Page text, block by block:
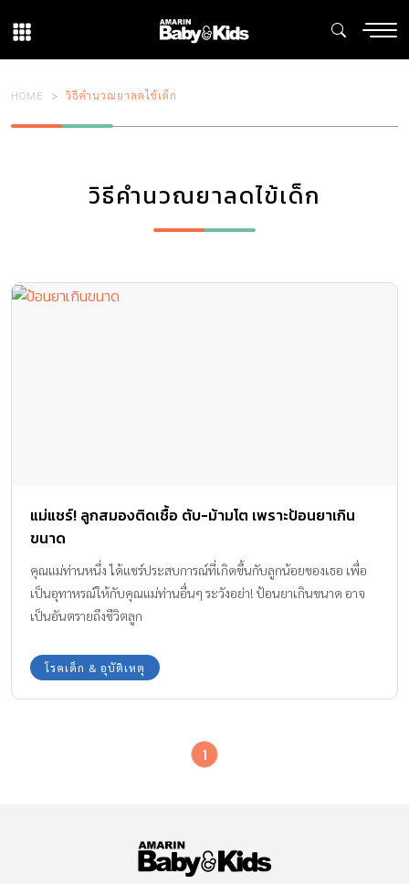
HOME วิธีคำนวณยาลดไข้เด็ก
วิธีคำนวณยาลดไข้เด็ก
แม่แชร์! ลูกสมองติดเชื้อ ตับ-ม้ามโต เพราะป้อนยาเกิน
ขนาด
คุณแม่ท่านหนึ่ง ได้แชร์ประสบการณ์ที่เกิดขึ้นกับลูกน้อยของเธอ เพื่อ
เป็นอุทาหรณ์ให้กับคุณแม่ท่านอื่นๆ ระวังอย่า! ป้อนยาเกินขนาด อาจ
เป็นอันตรายถึงชีวิตลูก
โรคเด็ก & อุบัติเหตุ
1